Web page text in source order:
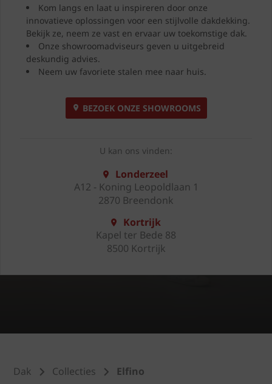
Kom langs en laat u inspireren door onze
innovatieve oplossingen voor een stijlvolle dakdekking.
Bekijk ze, neem ze vast en ervaar uw toekomstige dak.
Onze showroomadviseurs geven u uitgebreid
deskundig advies.
Neem uw favoriete stalen mee naar huis.
BEZOEK ONZE SHOWROOMS
U kan ons vinden:
Londerzeel
A12 - Koning Leopoldlaan 1
2870 Breendonk
Kortrijk
Kapel ter Bede 88
8500 Kortrijk
Dak Collecties Elfino